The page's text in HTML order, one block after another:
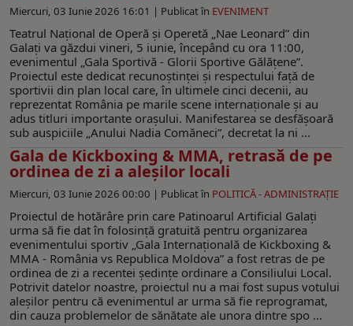
Miercuri, 03 Iunie 2026 16:01 | Publicat în EVENIMENT
Teatrul Național de Operă și Operetă „Nae Leonard” din
Galați va găzdui vineri, 5 iunie, începând cu ora 11:00,
evenimentul „Gala Sportivă - Glorii Sportive Gălățene”.
Proiectul este dedicat recunoștinței și respectului față de
sportivii din plan local care, în ultimele cinci decenii, au
reprezentat România pe marile scene internaționale și au
adus titluri importante orașului. Manifestarea se desfășoară
sub auspiciile „Anului Nadia Comăneci”, decretat la ni ...
Gala de Kickboxing & MMA, retrasă de pe
ordinea de zi a aleșilor locali
Miercuri, 03 Iunie 2026 00:00 | Publicat în POLITICĂ - ADMINISTRAŢIE
Proiectul de hotărâre prin care Patinoarul Artificial Galați
urma să fie dat în folosință gratuită pentru organizarea
evenimentului sportiv „Gala Internațională de Kickboxing &
MMA - România vs Republica Moldova” a fost retras de pe
ordinea de zi a recentei ședințe ordinare a Consiliului Local.
Potrivit datelor noastre, proiectul nu a mai fost supus votului
aleșilor pentru că evenimentul ar urma să fie reprogramat,
din cauza problemelor de sănătate ale unora dintre spo ...